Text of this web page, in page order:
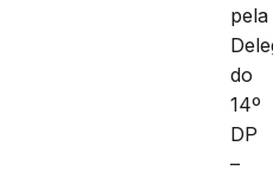
pela
do
14º
DP
–